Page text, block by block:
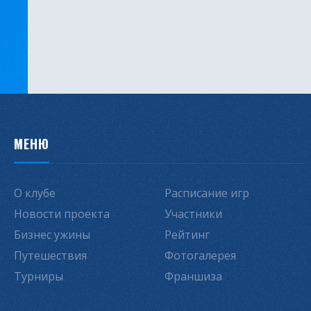
МЕНЮ
О клубе
Новости проекта
Бизнес ужины
Путешествия
Турниры
Расписание игр
Участники
Рейтинг
Фотогалерея
Франшиза